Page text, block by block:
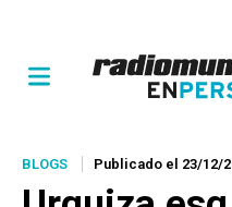
BLOGS Publicado el 23/12/